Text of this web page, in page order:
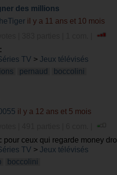
des millions
il y a 11 ans et 10 mois
TV > Jeux télévisés
pernaud boccolini
il y a 12 ans et 5 mois
pour ceux qui regarde money
TV > Jeux télévisés
boccolini